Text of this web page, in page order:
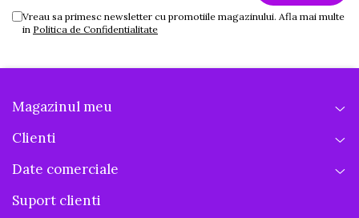
Vreau sa primesc newsletter cu promotiile magazinului. Afla mai multe
in Politica de Confidentialitate
Magazinul meu
Clienti
Date comerciale
Suport clienti